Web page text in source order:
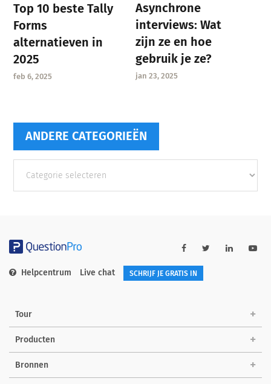
Top 10 beste Tally
Forms
alternatieven in
2025
feb 6, 2025
Asynchrone
interviews: Wat
zijn ze en hoe
gebruik je ze?
jan 23, 2025
ANDERE CATEGORIEËN
categorieën
Helpcentrum Live chat SCHRIJF JE GRATIS IN
Tour
Producten
Bronnen